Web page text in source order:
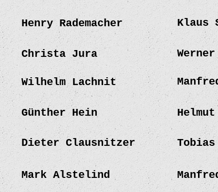
Henry Rademacher
Christa Jura
Wilhelm Lachnit
Klaus
Günther Hein
Dieter Clausnitzer
Mark Alstelind